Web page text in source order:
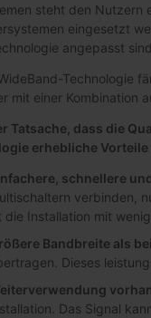
steht den Nutzern
eingesetzt
angepasst
Technologie
mit einer Kombination
Tatsache, dass die
erhebliche
schnellere
verbinden,
die Installation mit
Bandbreite als
Dieses
Das Signal